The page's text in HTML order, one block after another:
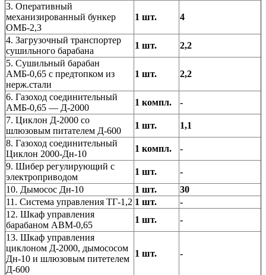
3. Оперативный
механизированный бункер
ОМБ-2,3
1 шт. 4
4. Загрузочный транспортер
сушильного барабана
1 шт.
2,2
5. Сушильный барабан
АМБ-0,65 с предтопком из
нерж.стали
1 шт. 2,2
6. Газоход соединительный
АМБ-0,65 — Д-2000
1 компл.
-
7. Циклон Д-2000 со
шлюзовым питателем Д-600
1 шт.
1,1
8. Газоход соединительный
Циклон 2000-Дн-10
1 компл.
-
9. Шибер регулирующий с
электроприводом
1 шт.
-
10. Дымосос Дн-10
1 шт.
30
11. Система управления ТГ-1,2 1 шт.
-
12. Шкаф управления
барабаном АВМ-0,65
1 шт.
-
13. Шкаф управления
циклоном Д-2000, дымососом
Дн-10 и шлюзовым питетелем
Д-600
1 шт. -